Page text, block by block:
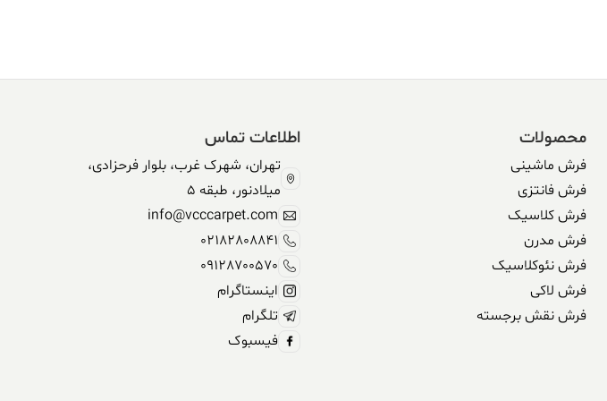
محصولات
فرش ماشینی
فرش فانتزی
فرش کلاسیک
فرش مدرن
فرش نئوکلاسیک
فرش لاکی
فرش نقش برجسته
اطلاعات تماس
تهران، شهرک غرب، بلوار فرحزادی،
میلادنور، طبقه 5
info@vcccarpet.com
02182808841
09128700570
اینستاگرام
تلگرام
فیسبوک